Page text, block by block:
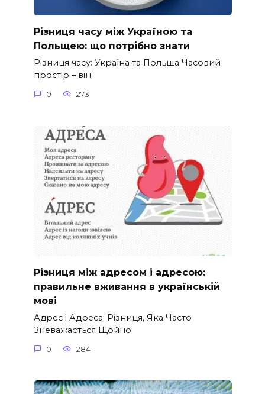
Різниця часу між Україною та
Польщею: що потрібно знати
Різниця часу: Україна та Польща Часовий
простір – він
0 273
Різниця між адресом і адресою:
правильне вживання в українській
мові
Адрес і Адреса: Різниця, Яка Часто
Зневажається Щойно
0 284